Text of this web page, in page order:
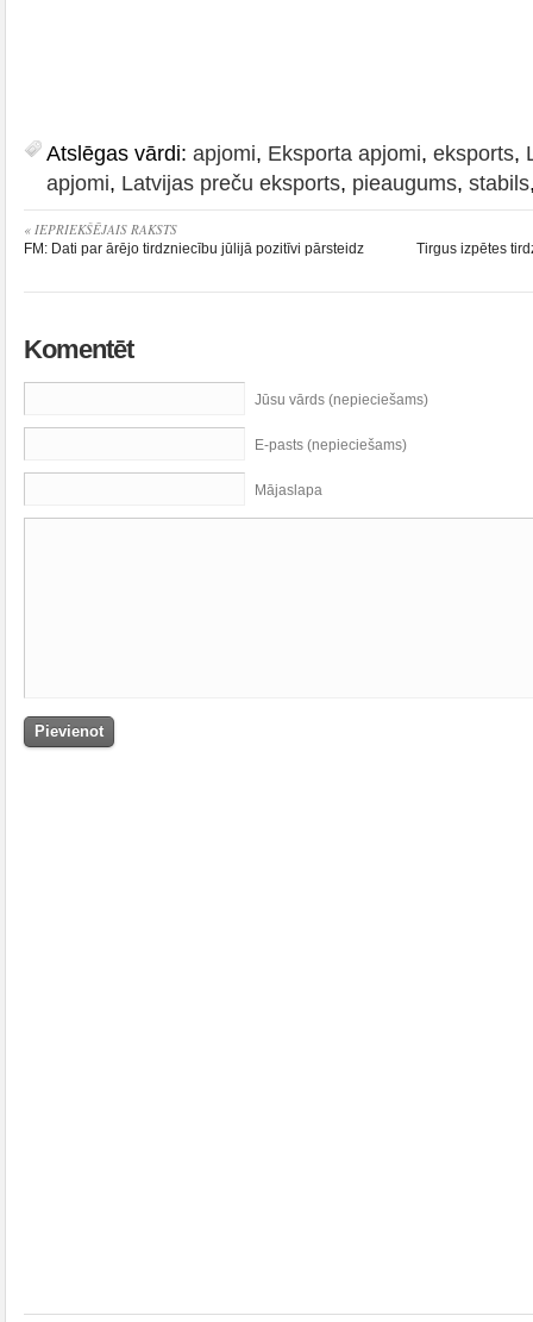
Atslēgas vārdi: apjomi, Eksporta apjomi, eksports,
apjomi, Latvijas preču eksports, pieaugums, stabils
« IEPRIEKŠĒJAIS RAKSTS
FM: Dati par ārējo tirdzniecību jūlijā pozitīvi pārsteidz Tirgus izpētes
Komentēt
Jūsu vārds (nepieciešams)
E-pasts (nepieciešams)
Mājaslapa